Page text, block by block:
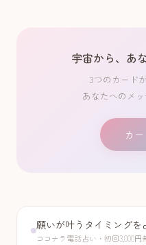
宇宙から、あ
3つのカード
あなたへのメ
カ
願いが叶うタイミングを
ココナラ電話占い・初回3,000円